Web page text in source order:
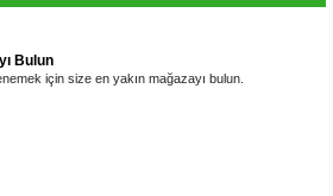
Bulun
için size en yakın mağazayı bulun.